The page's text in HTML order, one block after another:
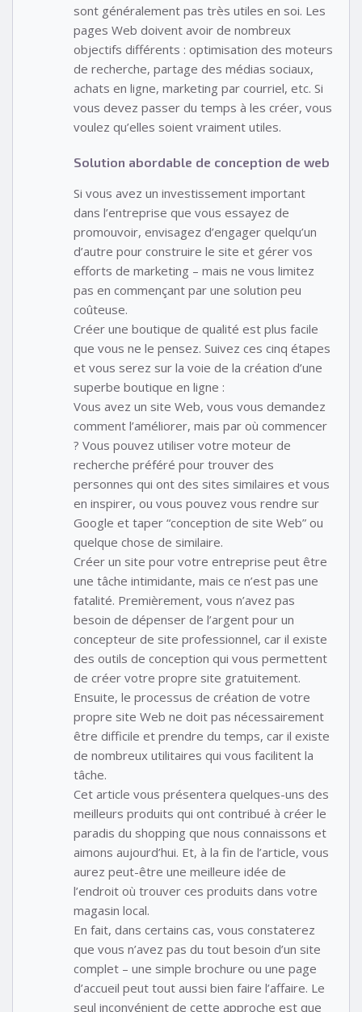
sont généralement pas très utiles en soi. Les
pages Web doivent avoir de nombreux
objectifs différents : optimisation des moteurs
de recherche, partage des médias sociaux,
achats en ligne, marketing par courriel, etc. Si
vous devez passer du temps à les créer, vous
voulez qu’elles soient vraiment utiles.
Solution abordable de conception de web
Si vous avez un investissement important
dans l’entreprise que vous essayez de
promouvoir, envisagez d’engager quelqu’un
d’autre pour construire le site et gérer vos
efforts de marketing – mais ne vous limitez
pas en commençant par une solution peu
coûteuse.
Créer une boutique de qualité est plus facile
que vous ne le pensez. Suivez ces cinq étapes
et vous serez sur la voie de la création d’une
superbe boutique en ligne :
Vous avez un site Web, vous vous demandez
comment l’améliorer, mais par où commencer
? Vous pouvez utiliser votre moteur de
recherche préféré pour trouver des
personnes qui ont des sites similaires et vous
en inspirer, ou vous pouvez vous rendre sur
Google et taper “conception de site Web” ou
quelque chose de similaire.
Créer un site pour votre entreprise peut être
une tâche intimidante, mais ce n’est pas une
fatalité. Premièrement, vous n’avez pas
besoin de dépenser de l’argent pour un
concepteur de site professionnel, car il existe
des outils de conception qui vous permettent
de créer votre propre site gratuitement.
Ensuite, le processus de création de votre
propre site Web ne doit pas nécessairement
être difficile et prendre du temps, car il existe
de nombreux utilitaires qui vous facilitent la
tâche.
Cet article vous présentera quelques-uns des
meilleurs produits qui ont contribué à créer le
paradis du shopping que nous connaissons et
aimons aujourd’hui. Et, à la fin de l’article, vous
aurez peut-être une meilleure idée de
l’endroit où trouver ces produits dans votre
magasin local.
En fait, dans certains cas, vous constaterez
que vous n’avez pas du tout besoin d’un site
complet – une simple brochure ou une page
d’accueil peut tout aussi bien faire l’affaire. Le
seul inconvénient de cette approche est que